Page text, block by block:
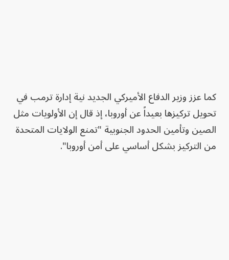
كما عزز وزير الدفاع الأميركي الجديد نية إدارة ترمب في
تحويل تركيزها بعيداً عن أوروبا، إذ قال إن الأولويات مثل
الصين وتأمين الحدود الجنوبية "تمنع الولايات المتحدة
من التركيز بشكل أساسي على أمن أوروبا".